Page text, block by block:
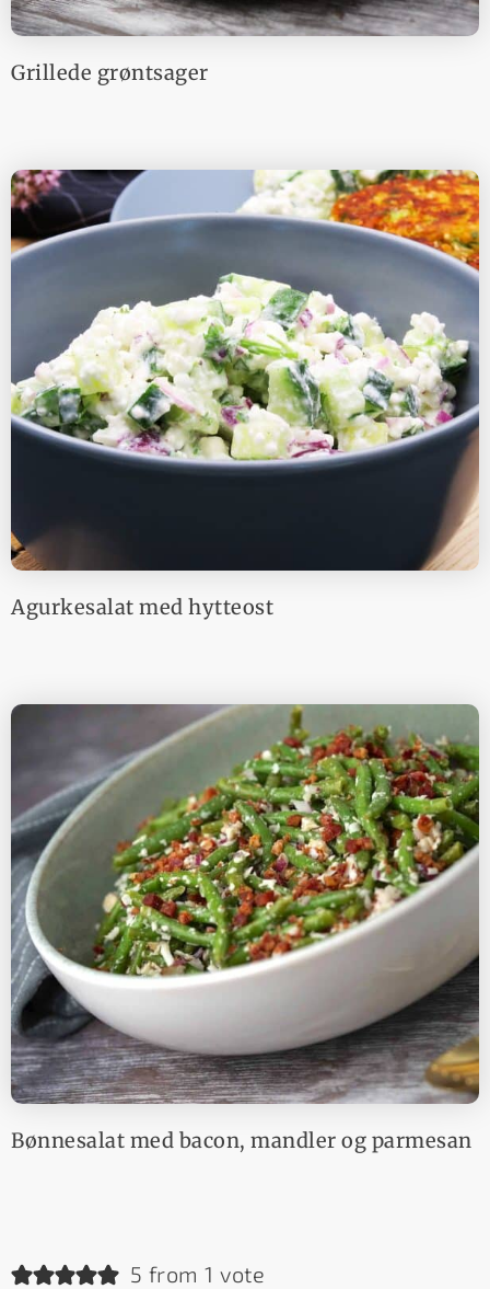
Grillede grøntsager
Agurkesalat med hytteost
Bønnesalat med bacon, mandler og parmesan
5 from 1 vote